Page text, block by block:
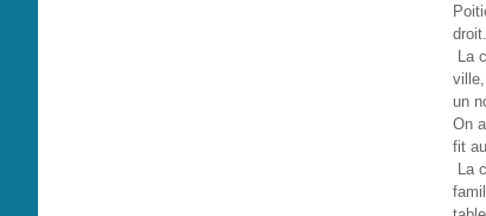
La
un
On
fit
La